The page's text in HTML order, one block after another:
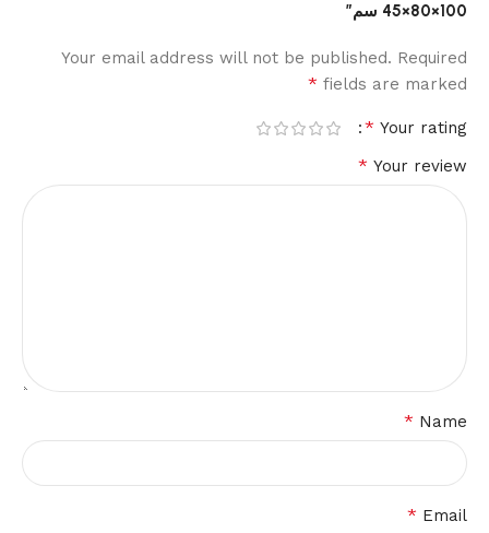
100×80×45 سم”
Your email address will not be published. Required
fields are marked
*
Your rating
*
Your review
*
Name
*
Email
*